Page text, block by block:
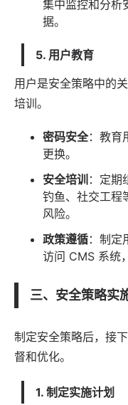
集中监控和分析
据。
5. 用户教育
用户是安全策略中的
培训。
密码安全：教育
更换。
安全培训 ：定期
钓鱼、社交工程
风险。
政策遵循：制定
访问 CMS 系统
三、安全策略实
制定安全策略后，接
督和优化。
1. 制定实施计划